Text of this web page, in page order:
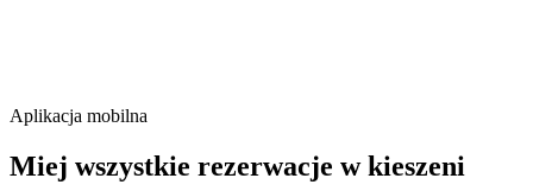
Aplikacja mobilna
Miej wszystkie rezerwacje w kieszeni